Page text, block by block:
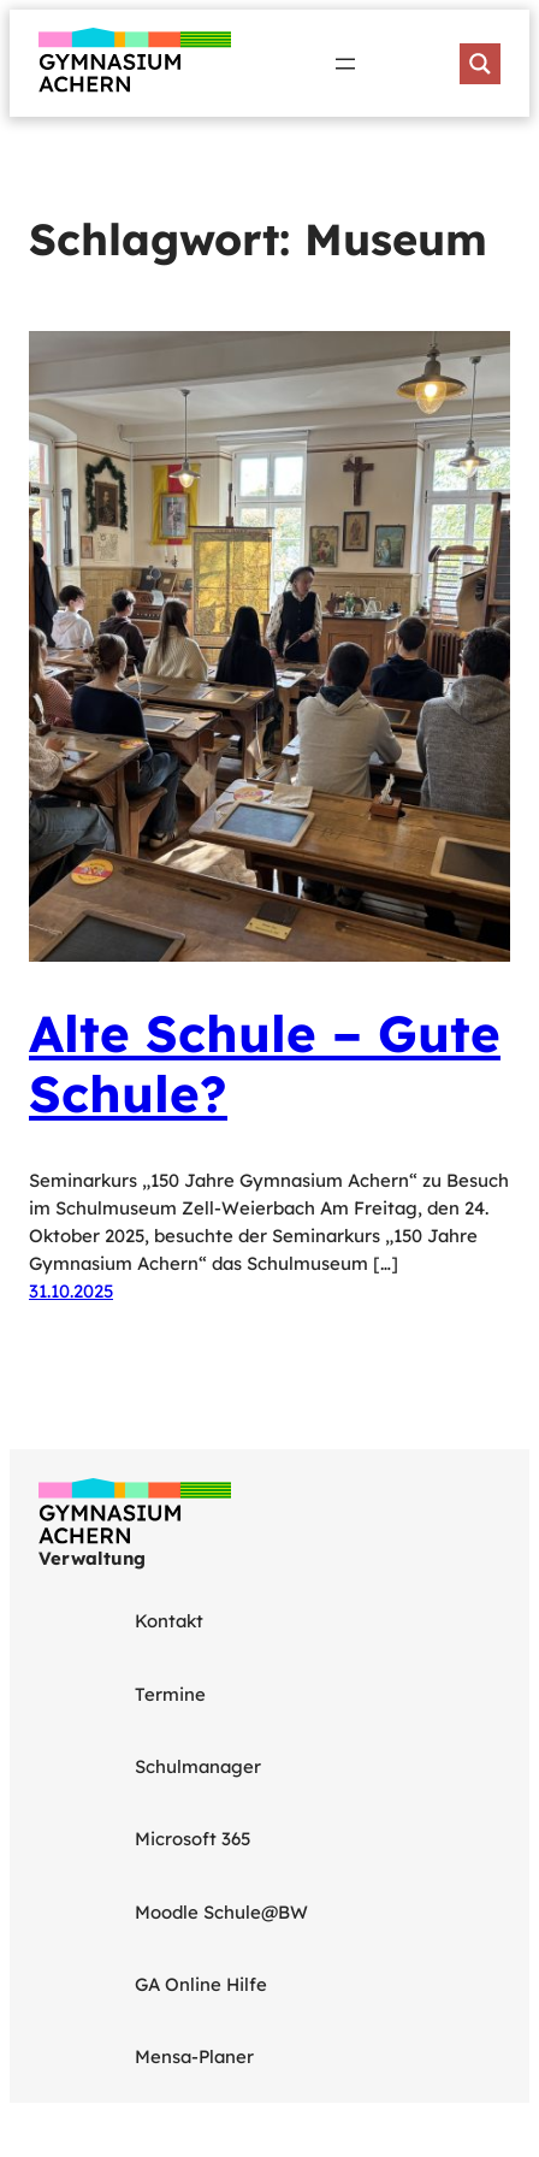
Inhalt
springen
Schlagwort: Museum
Alte Schule – Gute
Schule?
Seminarkurs „150 Jahre Gymnasium Achern“ zu Besuch
im Schulmuseum Zell-Weierbach Am Freitag, den 24.
Oktober 2025, besuchte der Seminarkurs „150 Jahre
Gymnasium Achern“ das Schulmuseum […]
31.10.2025
Verwaltung
Kontakt
Termine
Schulmanager
Microsoft 365
Moodle Schule@BW
GA Online Hilfe
Mensa-Planer